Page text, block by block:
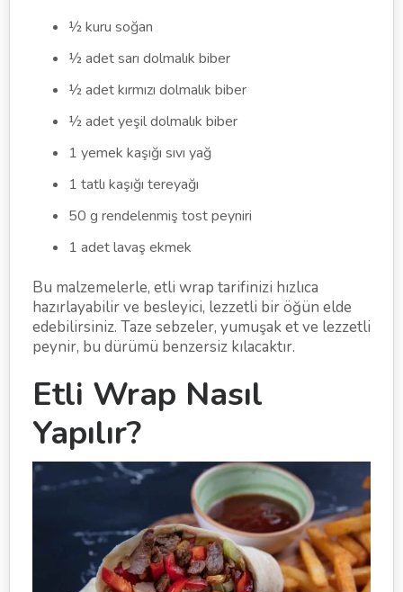
½ kuru soğan
½ adet sarı dolmalık biber
½ adet kırmızı dolmalık biber
½ adet yeşil dolmalık biber
1 yemek kaşığı sıvı yağ
1 tatlı kaşığı tereyağı
50 g rendelenmiş tost peyniri
1 adet lavaş ekmek
Bu malzemelerle, etli wrap tarifinizi hızlıca
hazırlayabilir ve besleyici, lezzetli bir öğün elde
edebilirsiniz. Taze sebzeler, yumuşak et ve lezzetli
peynir, bu dürümü benzersiz kılacaktır.
Etli Wrap Nasıl
Yapılır?